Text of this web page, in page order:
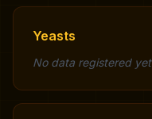
Yeasts
No data registered yet